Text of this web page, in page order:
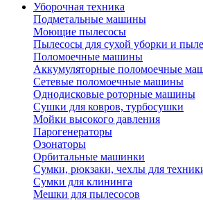
Уборочная техника
Подметальные машины
Моющие пылесосы
Пылесосы для сухой уборки и
Поломоечные машины
Аккумуляторные поломоечные
Сетевые поломоечные машины
Однодисковые роторные машины
Сушки для ковров, турбосушки
Мойки высокого давления
Парогенераторы
Озонаторы
Орбитальные машинки
Сумки, рюкзаки, чехлы для
Сумки для клининга
Мешки для пылесосов